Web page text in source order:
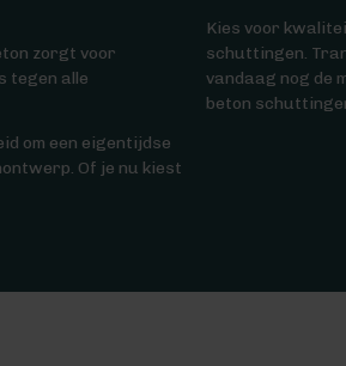
zorgt voor
tegen alle
om een eigentijdse
Of je nu kiest
Kies voor
schuttingen.
vandaag nog de
beton